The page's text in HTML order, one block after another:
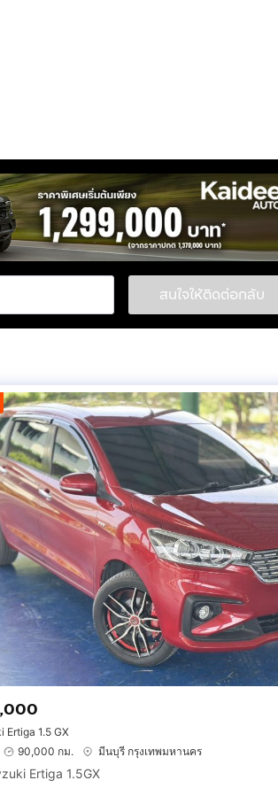
สนใจให้ติดต่อกลับ
Ertiga 1.5 GX
90,000 กม. มีนบุรี กรุงเทพมหานคร
Ertiga 1.5GX